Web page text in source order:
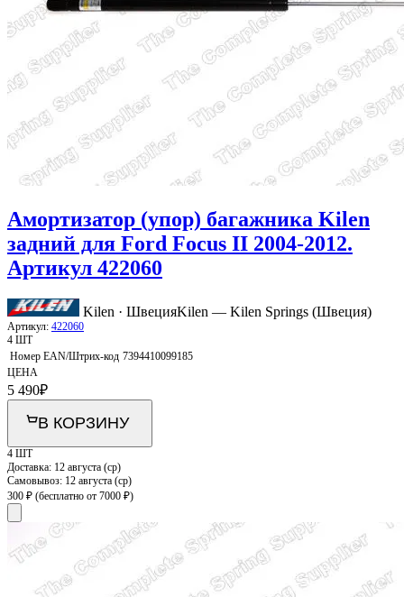
Амортизатор (упор) багажника Kilen
задний для Ford Focus II 2004-2012.
Артикул 422060
Kilen · ШвецияKilen — Kilen Springs (Швеция)
Артикул: 422060
4 ШТ
Номер EAN/Штрих-код 7394410099185
ЦЕНА
5 490₽
В КОРЗИНУ
4 ШТ
Доставка: 12 августа (ср)
Самовывоз: 12 августа (ср)
300 ₽ (бесплатно от 7000 ₽)